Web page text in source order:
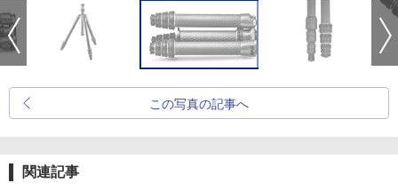
この写真の記事へ
関連記事